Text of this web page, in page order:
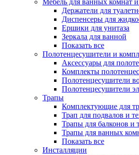
Мебель для ванных комнат и
Держатели для
Диспенсеры для
Ершики для унитаза
Зеркала для ванной
Показать все
Полотенцесушители и
Аксессуары для
Комплекты
Полотенцесушители
Полотенцесушители
Трапы
Комплектующие для
Трап для подвалов и
Трапы для балконов и
Трапы для ванных
Показать все
Инсталляции